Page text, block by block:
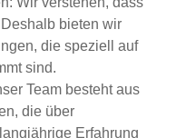
bieten wir
die speziell auf
sind.
Team besteht aus
die über
Erfahrung